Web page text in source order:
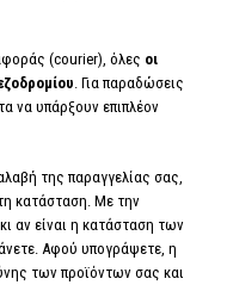
(courier), όλες οι
. Για παραδώσεις
να υπάρξουν επιπλέον
της παραγγελίας σας,
κατάσταση. Με την
αν είναι η κατάσταση των
Αφού υπογράψετε, η
των προϊόντων σας και